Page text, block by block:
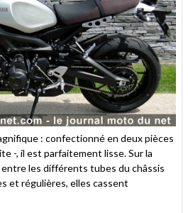
: confectionné en deux pièces
-, il est parfaitement lisse. Sur la
les différents tubes du châssis
et régulières, elles cassent